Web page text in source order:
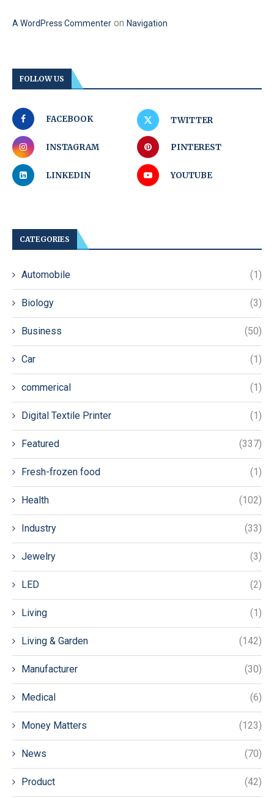
A WordPress Commenter on Navigation
FOLLOW US
FACEBOOK TWITTER
INSTAGRAM PINTEREST
LINKEDIN YOUTUBE
CATEGORIES
Automobile (1)
Biology (3)
Business (50)
Car (1)
commerical (1)
Digital Textile Printer (1)
Featured (337)
Fresh-frozen food (1)
Health (102)
Industry (33)
Jewelry (3)
LED (2)
Living (1)
Living & Garden (142)
Manufacturer (30)
Medical (6)
Money Matters (123)
News (70)
Product (42)